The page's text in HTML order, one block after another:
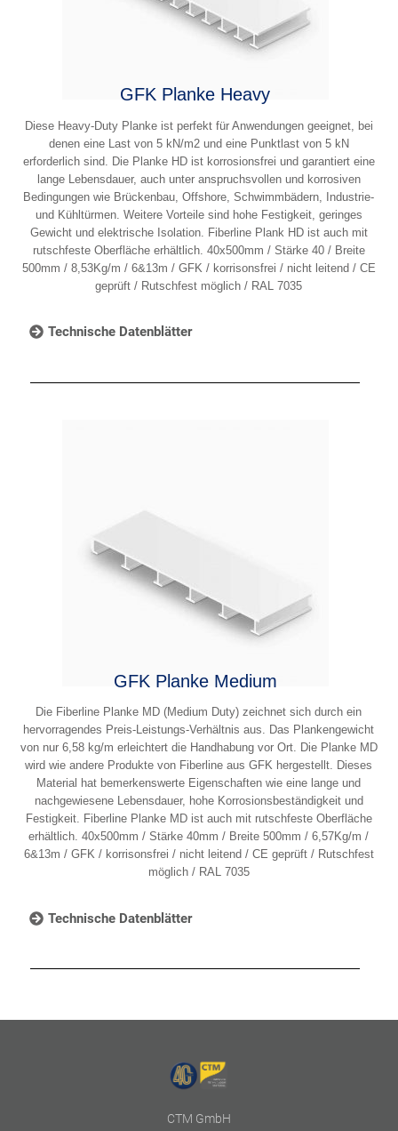
GFK Planke Heavy
Diese Heavy-Duty Planke ist perfekt für Anwendungen geeignet, bei
denen eine Last von 5 kN/m2 und eine Punktlast von 5 kN
erforderlich sind. Die Planke HD ist korrosionsfrei und garantiert eine
lange Lebensdauer, auch unter anspruchsvollen und korrosiven
Bedingungen wie Brückenbau, Offshore, Schwimmbädern, Industrie-
und Kühltürmen. Weitere Vorteile sind hohe Festigkeit, geringes
Gewicht und elektrische Isolation. Fiberline Plank HD ist auch mit
rutschfeste Oberfläche erhältlich. 40x500mm / Stärke 40 / Breite
500mm / 8,53Kg/m / 6&13m / GFK / korrisonsfrei / nicht leitend / CE
geprüft / Rutschfest möglich / RAL 7035
Technische Datenblätter
GFK Planke Medium
Die Fiberline Planke MD (Medium Duty) zeichnet sich durch ein
hervorragendes Preis-Leistungs-Verhältnis aus. Das Plankengewicht
von nur 6,58 kg/m erleichtert die Handhabung vor Ort. Die Planke MD
wird wie andere Produkte von Fiberline aus GFK hergestellt. Dieses
Material hat bemerkenswerte Eigenschaften wie eine lange und
nachgewiesene Lebensdauer, hohe Korrosionsbeständigkeit und
Festigkeit. Fiberline Planke MD ist auch mit rutschfeste Oberfläche
erhältlich. 40x500mm / Stärke 40mm / Breite 500mm / 6,57Kg/m /
6&13m / GFK / korrisonsfrei / nicht leitend / CE geprüft / Rutschfest
möglich / RAL 7035
Technische Datenblätter
CTM GmbH